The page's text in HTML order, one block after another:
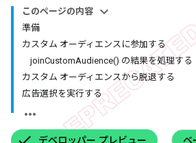
このページの内容
準備
カスタム オーディエンスに参加する
joinCustomAudience() の結果を処理する
カスタム オーディエンスから脱退する
広告選択を実行する
デベロッパー プレビュー ベ